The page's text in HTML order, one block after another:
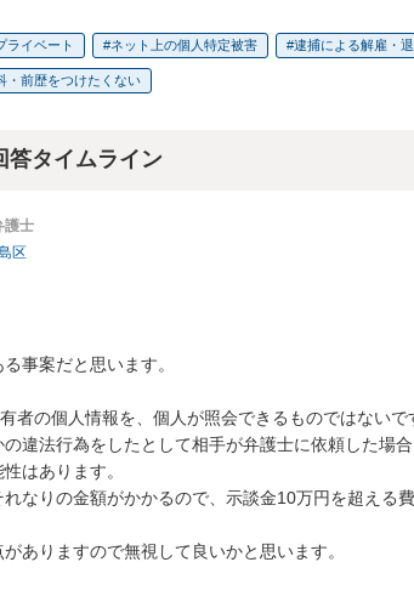
ライベート ネット上の個人特定被害 逮捕による解雇・
・前歴をつけたくない
答タイムライン
護士
区
事案だと思います。
者の個人情報を、個人が照会できるものではないで
違法行為をしたとして相手が弁護士に依頼した場
はあります。
なりの金額がかかるので、示談金10万円を超える費
ありますので無視して良いかと思います。